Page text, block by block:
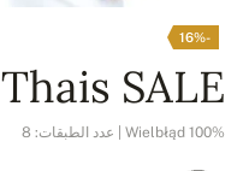
-16%
Thais SALE
100% Wielbłąd | عدد الطبقات: 8